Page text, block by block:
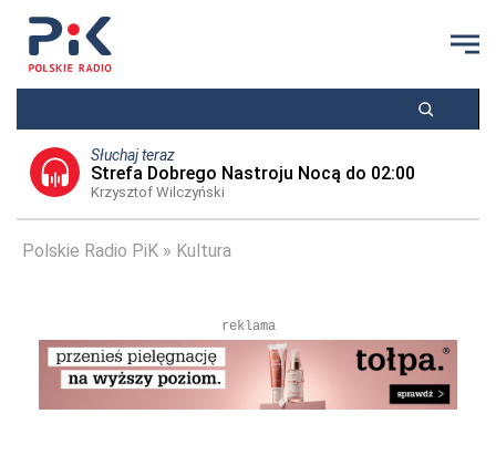
Słuchaj teraz
Strefa Dobrego Nastroju Nocą do 02:00
Krzysztof Wilczyński
Polskie Radio PiK Kultura
reklama